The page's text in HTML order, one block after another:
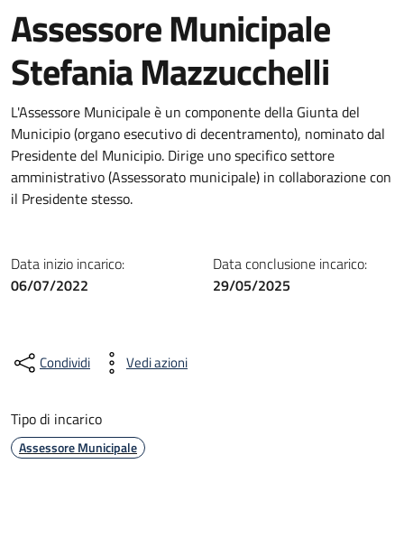
Assessore Municipale
Stefania Mazzucchelli
L'Assessore Municipale è un componente della Giunta del
Municipio (organo esecutivo di decentramento), nominato dal
Presidente del Municipio. Dirige uno specifico settore
amministrativo (Assessorato municipale) in collaborazione con
il Presidente stesso.
Data inizio incarico:
06/07/2022
Data conclusione incarico:
29/05/2025
Condividi Vedi azioni
Tipo di incarico
Assessore Municipale